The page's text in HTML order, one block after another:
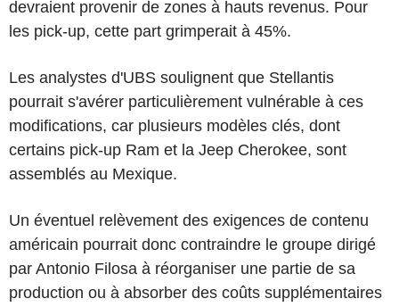
devraient provenir de zones à hauts revenus. Pour
les pick-up, cette part grimperait à 45%.
Les analystes d'UBS soulignent que Stellantis
pourrait s'avérer particulièrement vulnérable à ces
modifications, car plusieurs modèles clés, dont
certains pick-up Ram et la Jeep Cherokee, sont
assemblés au Mexique.
Un éventuel relèvement des exigences de contenu
américain pourrait donc contraindre le groupe dirigé
par Antonio Filosa à réorganiser une partie de sa
production ou à absorber des coûts supplémentaires